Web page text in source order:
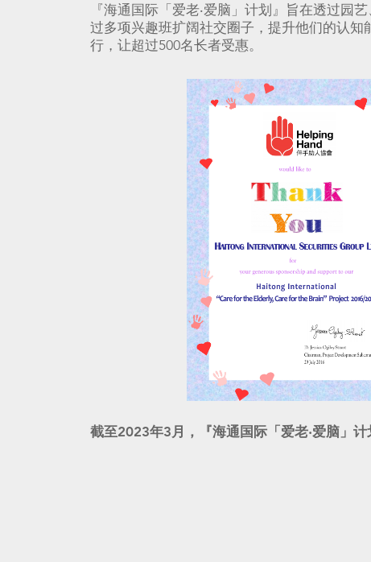
『海通国际「爱老‧爱脑」计划』旨在透过
过多项兴趣班扩阔社交圈子，提升他们的认
行，让超过500名长者受惠。
截至2023年3月，『海通国际「爱老‧爱脑」